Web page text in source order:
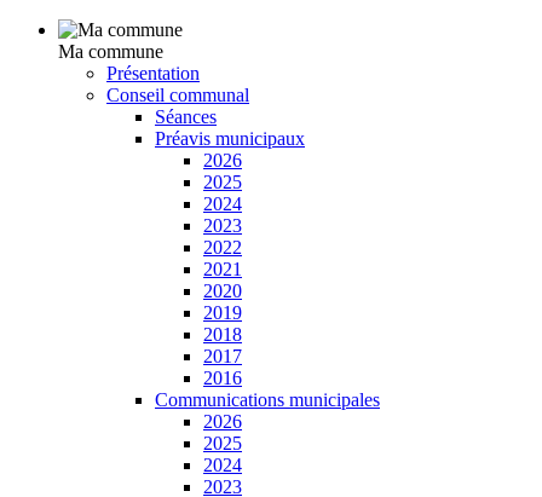
Ma commune
Présentation
Conseil communal
Séances
Préavis municipaux
2026
2025
2024
2023
2022
2021
2020
2019
2018
2017
2016
Communications municipales
2026
2025
2024
2023